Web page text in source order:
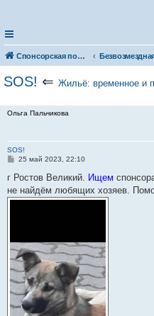
Спонсорская помощь. Разместите своё объявление в соответствующей рубрике
SOS! ⇐ Жильё: временное и
Ольга Пальчикова
SOS!
С
о
щ
е
25 май 2023, 22:10
г Ростов Великий. Ищем
не найдём любящих хозяев.